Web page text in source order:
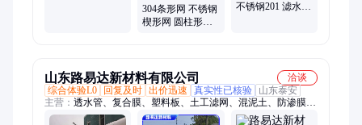
304条形网 不锈钢
楔形网 圆柱形过
不锈钢201 滤水管
山东路易达新材料有限公司
洽谈
综合体验L0
回复及时 出价迅速 真实性已核验
山东泰安
主营： 透水管、复合膜、塑料板、土工滤网、混泥土、防渗膜、
防裂贴、土工布、抗裂贴、机织布、土工膜、模具袋、生态袋、